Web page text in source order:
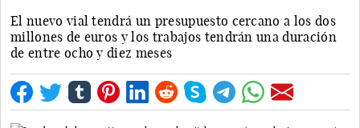
El nuevo vial tendrá un presupuesto cercano a los dos
millones de euros y los trabajos tendrán una duración
de entre ocho y diez meses